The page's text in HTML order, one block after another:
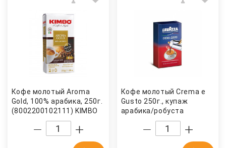
Кофе молотый Aroma
Gold, 100% арабика, 250г.
(8002200102111) KIMBO
Кофе молотый Crema e
Gusto 250г., купаж
арабика/робуста